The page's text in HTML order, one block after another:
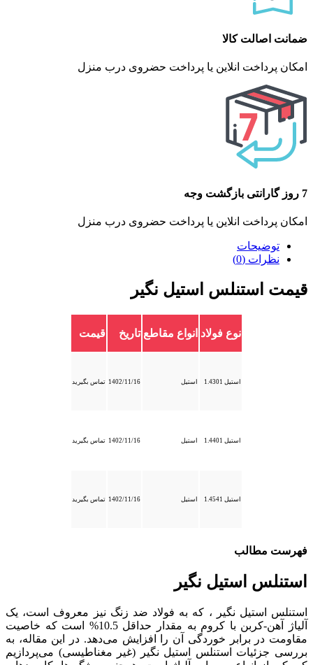
ضمانت اصالت کالا
امکان پرداخت انلاین یا پرداخت حضروی درب منزل
7 روز گارانتی بازگشت وجه
امکان پرداخت انلاین یا پرداخت حضروی درب منزل
توضیحات
نظرات (0)
قیمت استنلس استیل نگیر
نوع فولاد انواع مقاطع تاریخ قیمت
استیل 1.4301 استیل 1402/11/16 تماس بگیرید
استیل 1.4401 استیل 1402/11/16 تماس بگیرید
استیل 1.4541 استیل 1402/11/16 تماس بگیرید
فهرست مطالب
استنلس استیل نگیر
استنلس استیل نگیر ، که به فولاد ضد زنگ نیز معروف است، یک
آلیاژ آهن-کربن با کروم به مقدار حداقل 10.5% است که خاصیت
مقاومت در برابر خوردگی آن را افزایش می‌دهد. در این مقاله، به
بررسی جزئیات استنلس استیل نگیر (غیر مغناطیسی) می‌پردازیم